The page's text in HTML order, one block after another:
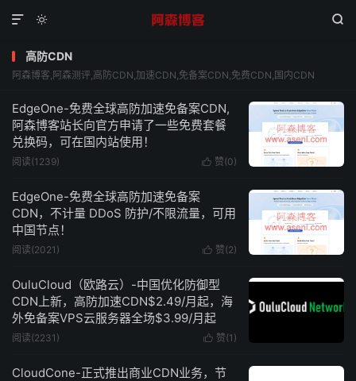
 

高防CDN
阿森博客,阿森测评,高防CDN,加速CDN,免备案CDN,免费CDN,国内CDN
EdgeOne-免费全球高防加速免备案CDN,
阿森博客站长向官方申请了一些免费套餐
兑换码，可在国内站使用！
 赞(0)
阅读(1239)
EdgeOne-免费全球高防加速免备案
CDN，不计量 DDoS 防护/不限流量，可用
中国节点！
 赞(2)
阅读(2021)
OuluCloud（欧路云）-中国优化防御型
CDN上新，高防加速CDN$2.49/月起，海
外免备案VPS云服务器全场$3.99/月起
 赞(1 )
阅读(2231)
CloudCone-正式推出商业CDN业务，节